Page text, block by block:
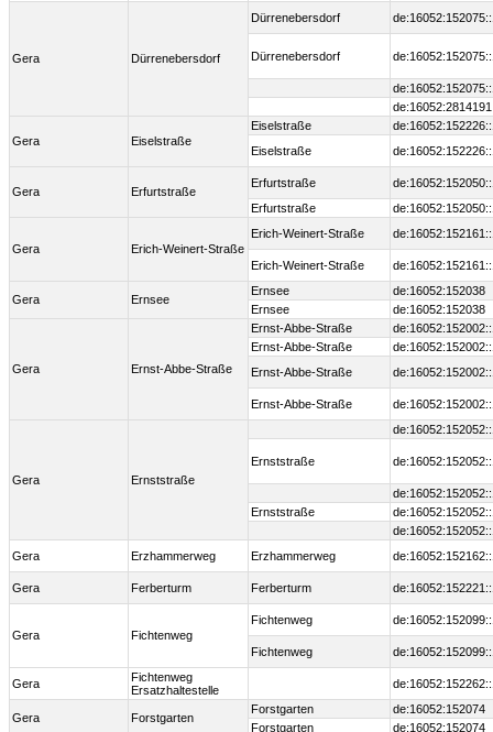
Gera Dürrenebersdorf
Dürrenebersdorf
Dürrenebersdorf
de:16052:2814191
Gera Eiselstraße
Eiselstraße
Eiselstraße
Gera Erfurtstraße
Erfurtstraße
Erfurtstraße
Gera Erich-Weinert-Straße
Erich-Weinert-Straße
Erich-Weinert-Straße
Gera Ernsee
Ernsee
de:16052:152038
Ernsee
de:16052:152038
Gera Ernst-Abbe-Straße
Ernst-Abbe-Straße
Ernst-Abbe-Straße
Ernst-Abbe-Straße
Ernst-Abbe-Straße
Gera Ernststraße
Ernststraße
Ernststraße
Gera
Erzhammerweg Erzhammerweg
Gera Ferberturm Ferberturm
Gera Fichtenweg
Fichtenweg
Fichtenweg
Gera
Fichtenweg
Ersatzhaltestelle
Gera Forstgarten
Forstgarten
de:16052:152074
Forstgarten
de:16052:152074